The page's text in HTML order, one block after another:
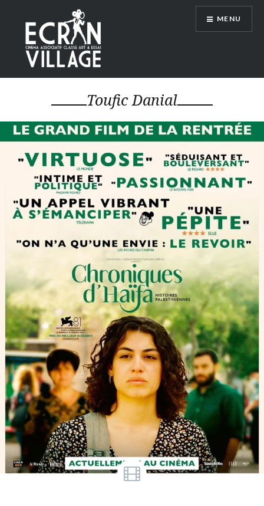
contenu
principal
ÉCRAN VILLAGE
MENU
Toufic Danial